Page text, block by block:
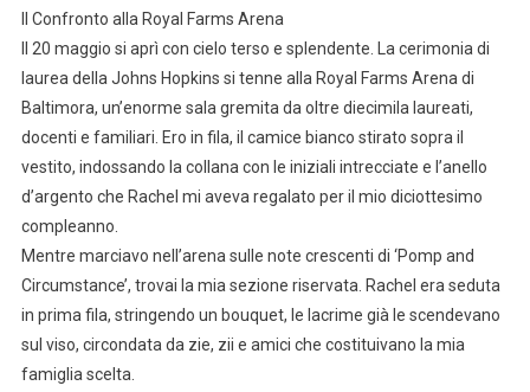
Il Confronto alla Royal Farms Arena
Il 20 maggio si aprì con cielo terso e splendente. La cerimonia di
laurea della Johns Hopkins si tenne alla Royal Farms Arena di
Baltimora, un’enorme sala gremita da oltre diecimila laureati,
docenti e familiari. Ero in fila, il camice bianco stirato sopra il
vestito, indossando la collana con le iniziali intrecciate e l’anello
d’argento che Rachel mi aveva regalato per il mio diciottesimo
compleanno.
Mentre marciavo nell’arena sulle note crescenti di ‘Pomp and
Circumstance’, trovai la mia sezione riservata. Rachel era seduta
in prima fila, stringendo un bouquet, le lacrime già le scendevano
sul viso, circondata da zie, zii e amici che costituivano la mia
famiglia scelta.